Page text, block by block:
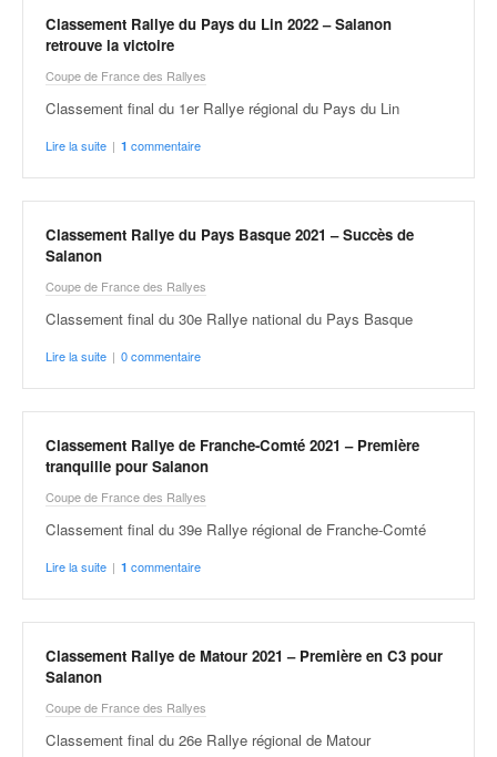
Classement Rallye du Pays du Lin 2022 – Salanon
retrouve la victoire
Coupe de France des Rallyes
Classement final du 1er Rallye régional du Pays du Lin
Lire la suite | 1 commentaire
Classement Rallye du Pays Basque 2021 – Succès de
Salanon
Coupe de France des Rallyes
Classement final du 30e Rallye national du Pays Basque
Lire la suite | 0 commentaire
Classement Rallye de Franche-Comté 2021 – Première
tranquille pour Salanon
Coupe de France des Rallyes
Classement final du 39e Rallye régional de Franche-Comté
Lire la suite | 1 commentaire
Classement Rallye de Matour 2021 – Première en C3 pour
Salanon
Coupe de France des Rallyes
Classement final du 26e Rallye régional de Matour